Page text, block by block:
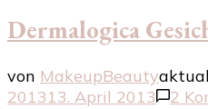
Dermalogica
von MakeupBeauty
201313. April 2013 2